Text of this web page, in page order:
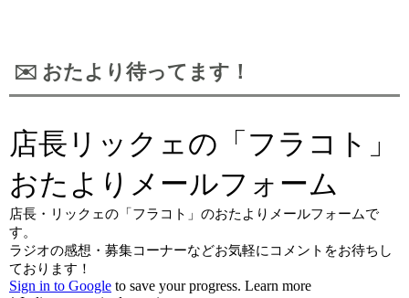
✉️ おたより待ってます！